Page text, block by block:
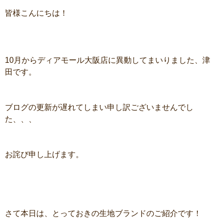
皆様こんにちは！
10月からディアモール大阪店に異動してまいりました、津
田です。
ブログの更新が遅れてしまい申し訳ございませんでし
た、、、
お詫び申し上げます。
さて本日は、とっておきの生地ブランドのご紹介です！